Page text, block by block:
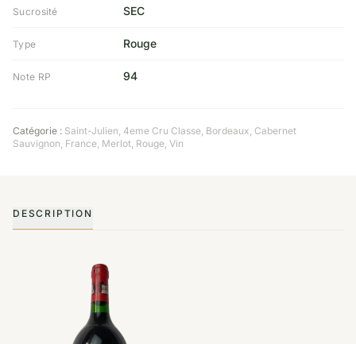
Sucrosité SEC
Type Rouge
Note RP 94
Catégorie : Saint-Julien, 4eme Cru Classe, Bordeaux, Cabernet
Sauvignon, France, Merlot, Rouge, Vin
DESCRIPTION